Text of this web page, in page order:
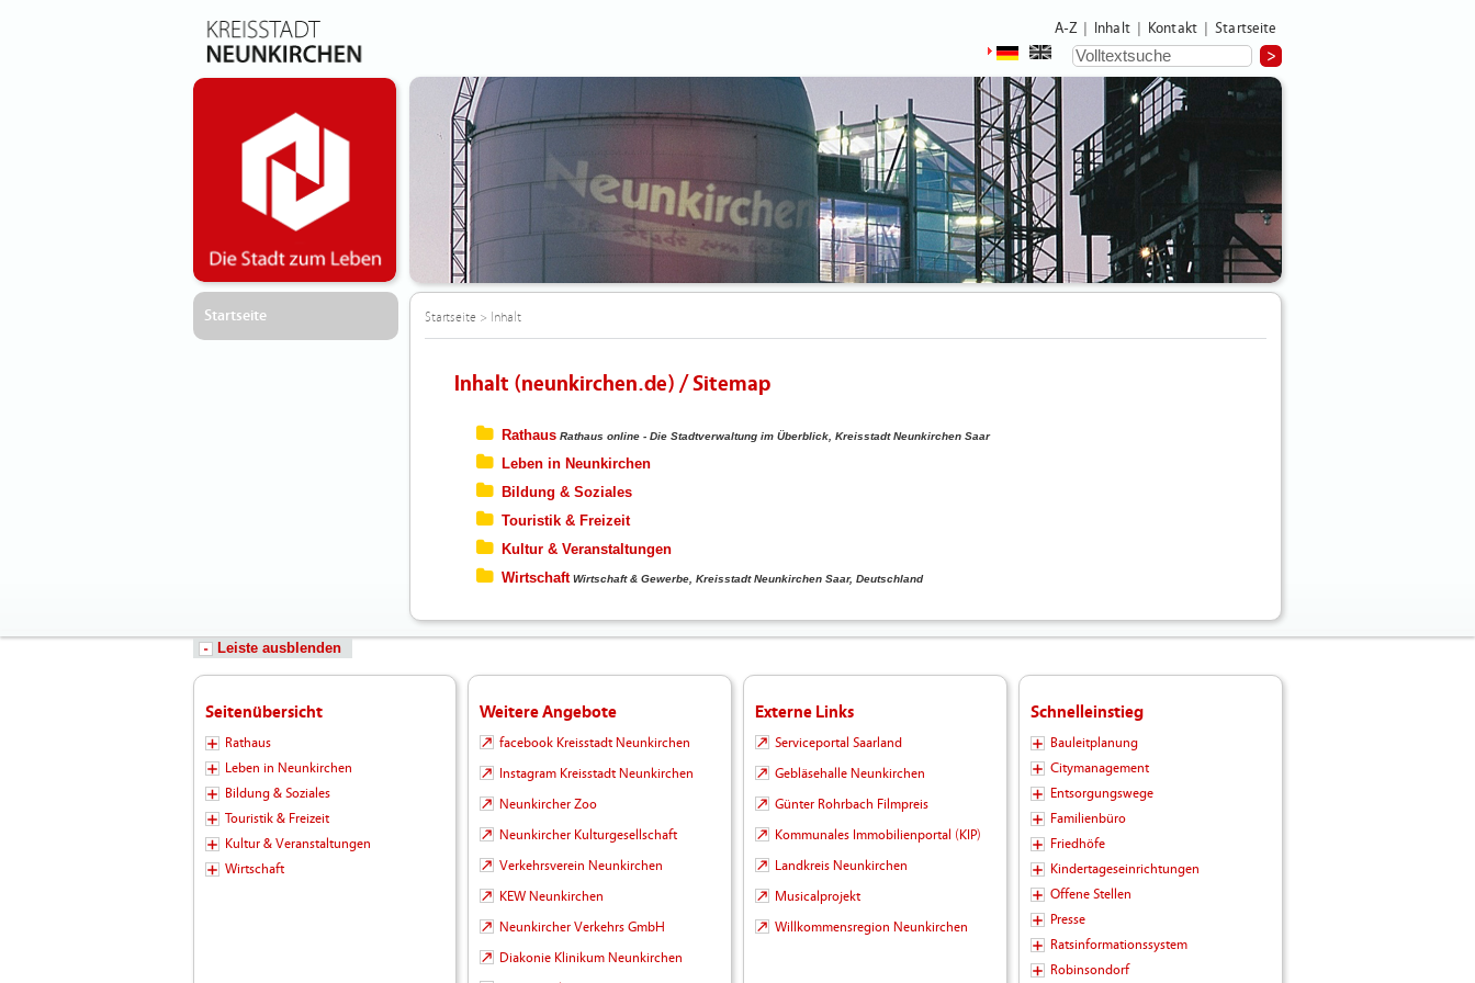
A-Z Inhalt Kontakt Startseite
Startseite Startseite> Inhalt
Inhalt (neunkirchen.de) / Sitemap
Rathaus Rathaus online - Die Stadtverwaltung im Überblick, Kreisstadt Neunkirchen Saar
Leben in Neunkirchen
Bildung & Soziales
Touristik & Freizeit
Kultur & Veranstaltungen
Wirtschaft Wirtschaft & Gewerbe, Kreisstadt Neunkirchen Saar, Deutschland
Leiste ausblenden
Seitenübersicht
Rathaus
Leben in Neunkirchen
Bildung & Soziales
Touristik & Freizeit
Kultur & Veranstaltungen
Wirtschaft
Weitere Angebote
facebook Kreisstadt Neunkirchen
Instagram Kreisstadt Neunkirchen
Neunkircher Zoo
Neunkircher Kulturgesellschaft
Verkehrsverein Neunkirchen
KEW Neunkirchen
Neunkircher Verkehrs GmbH
Diakonie Klinikum Neunkirchen
Externe Links
Serviceportal Saarland
Gebläsehalle Neunkirchen
Günter Rohrbach Filmpreis
Kommunales Immobilienportal (KIP)
Landkreis Neunkirchen
Musicalprojekt
Willkommensregion Neunkirchen
Schnelleinstieg
Bauleitplanung
Citymanagement
Entsorgungswege
Familienbüro
Friedhöfe
Kindertageseinrichtungen
Offene Stellen
Presse
Ratsinformationssystem
Robinsondorf